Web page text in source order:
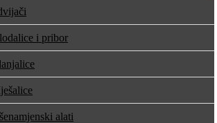
i pribor
alati